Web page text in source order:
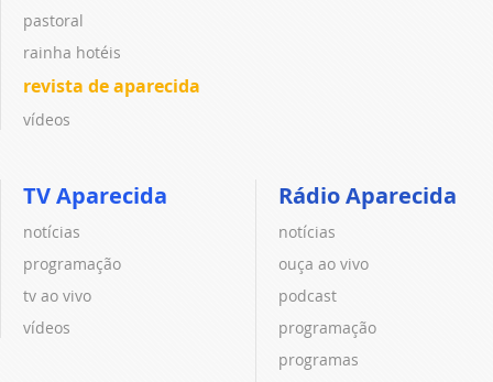
pastoral
rainha hotéis
revista de aparecida
vídeos
TV Aparecida
notícias
programação
tv ao vivo
vídeos
Rádio Aparecida
notícias
ouça ao vivo
podcast
programação
programas